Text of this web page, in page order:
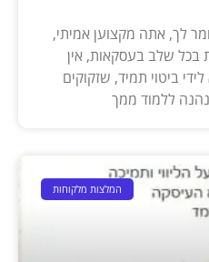
לך, אתה מקצוען אמיתי,
בכל שלב בעסקאות, אין
ביטוי תמיד, שזקוקים
ללמוד ממך
המלצות מלקוחות